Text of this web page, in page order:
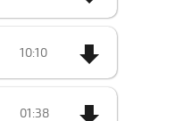
10:10
01:38